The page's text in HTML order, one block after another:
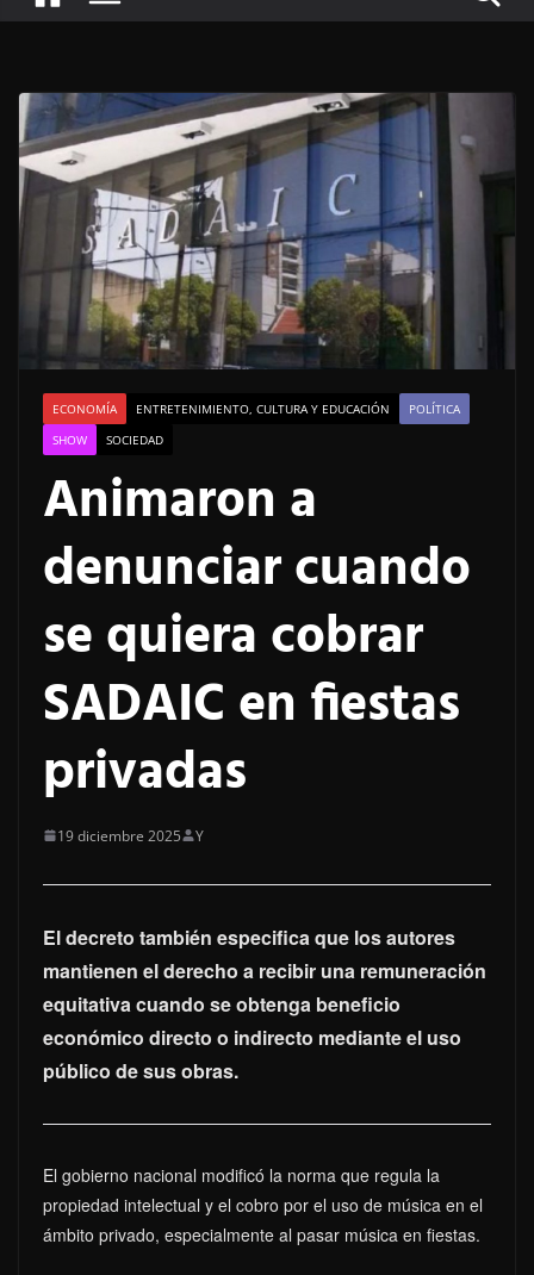
ECONOMÍA ENTRETENIMIENTO, CULTURA Y EDUCACIÓN
POLÍTICA
SHOW
SOCIEDAD
Animaron a
denunciar cuando
se quiera cobrar
SADAIC en fiestas
privadas
19 diciembre 2025 Y
El decreto también especifica que los autores
mantienen el derecho a recibir una remuneración
equitativa cuando se obtenga beneficio
económico directo o indirecto mediante el uso
público de sus obras.
El gobierno nacional modificó la norma que regula la
propiedad intelectual y el cobro por el uso de música en el
ámbito privado, especialmente al pasar música en fiestas.